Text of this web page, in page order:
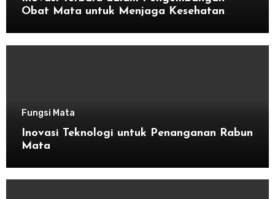
Obat Mata untuk Menjaga Kesehatan
Fungsi Mata
Inovasi Teknologi untuk Penanganan Rabun
Mata